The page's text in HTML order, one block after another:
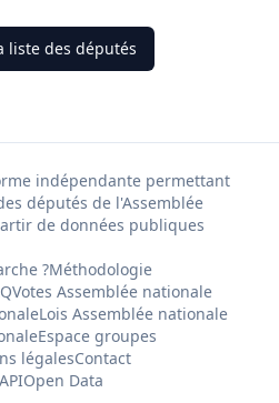
liste des députés
indépendante permettant
députés de l'Assemblée
de données publiques
?Méthodologie
Votes Assemblée nationale
Lois Assemblée nationale
Espace groupes
légalesContact
APIOpen Data